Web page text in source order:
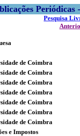
Pesquisa
de Coimbra
de Coimbra
de Coimbra
de Coimbra
de Coimbra
de Coimbra
de Coimbra
e Impostos